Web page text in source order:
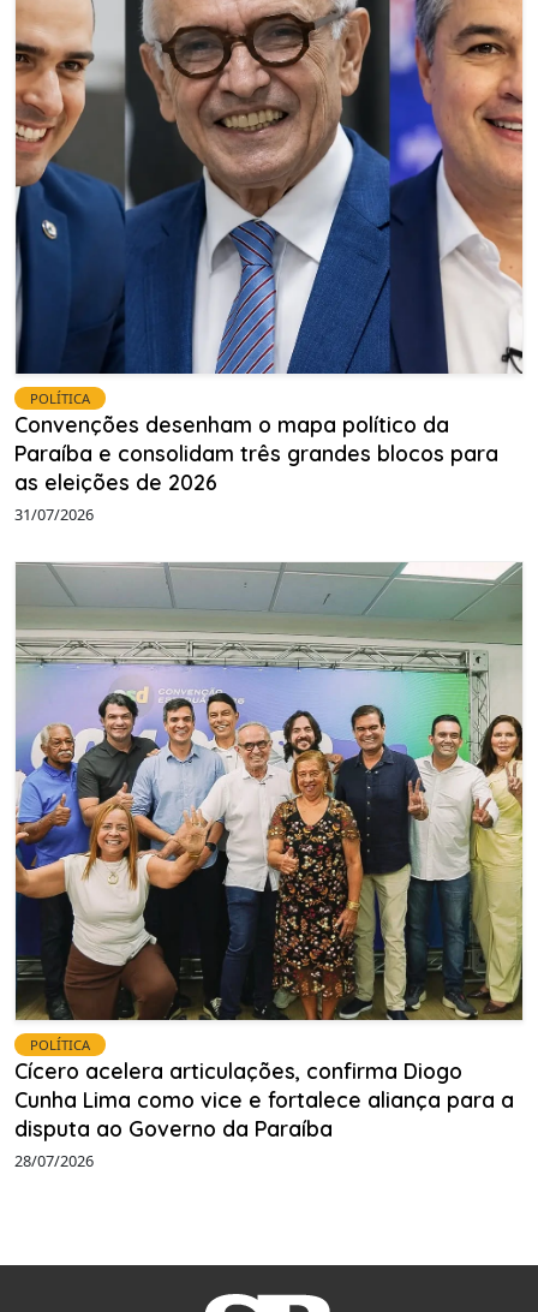
POLÍTICA
Convenções desenham o mapa político da
Paraíba e consolidam três grandes blocos para
as eleições de 2026
31/07/2026
POLÍTICA
Cícero acelera articulações, confirma Diogo
Cunha Lima como vice e fortalece aliança para a
disputa ao Governo da Paraíba
28/07/2026